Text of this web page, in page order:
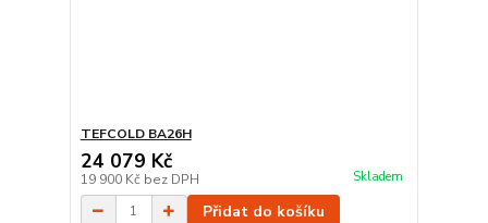
TEFCOLD BA26H
24 079 Kč
19 900 Kč bez DPH Skladem
Přidat do košíku